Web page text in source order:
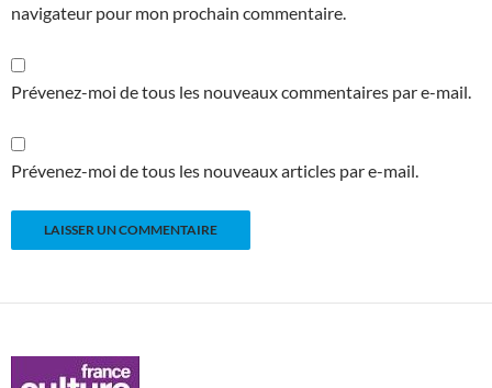
navigateur pour mon prochain commentaire.
Prévenez-moi de tous les nouveaux commentaires par e-mail.
Prévenez-moi de tous les nouveaux articles par e-mail.